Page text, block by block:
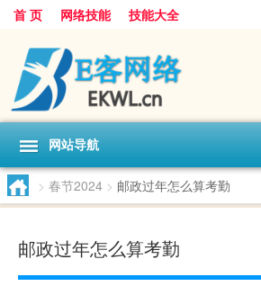
首 页 网络技能 技能大全
网站导航
> 春节2024 > 邮政过年怎么算考勤
邮政过年怎么算考勤